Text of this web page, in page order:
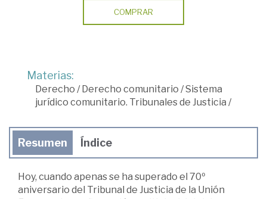
COMPRAR
Materias:
Derecho / Derecho comunitario /Sistema
jurídico comunitario. Tribunales de Justicia /
Resumen Índice
Hoy, cuando apenas se ha superado el 70º
aniversario del Tribunal de Justicia de la Unión